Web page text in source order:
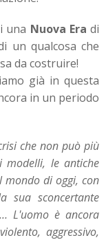
una Nuova Era di
un qualcosa che
da costruire!
già in questa
in un periodo
che non può più
modelli, le antiche
mondo di oggi, con
sua sconcertante
L'uomo è ancora
aggressivo,